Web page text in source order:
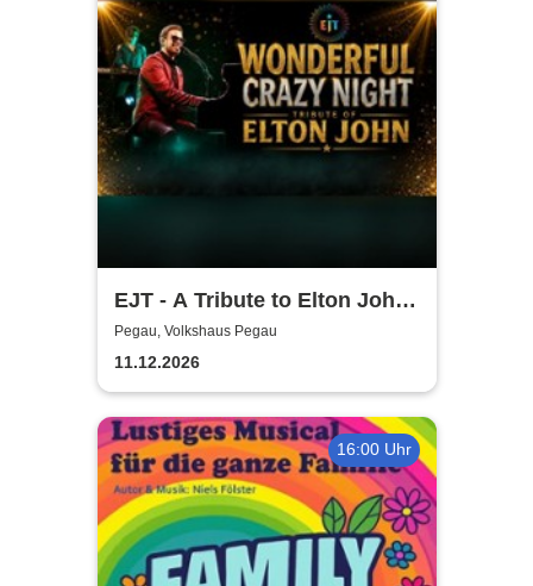
EJT - A Tribute to Elton John /
Wonderful Crazy Night
Pegau, Volkshaus Pegau
11.12.2026
16:00 Uhr